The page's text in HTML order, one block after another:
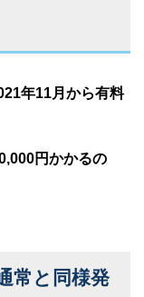
年11月から有料
円かかるの
常と同様発